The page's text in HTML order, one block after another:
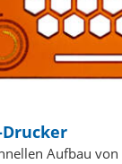
Aufbau von